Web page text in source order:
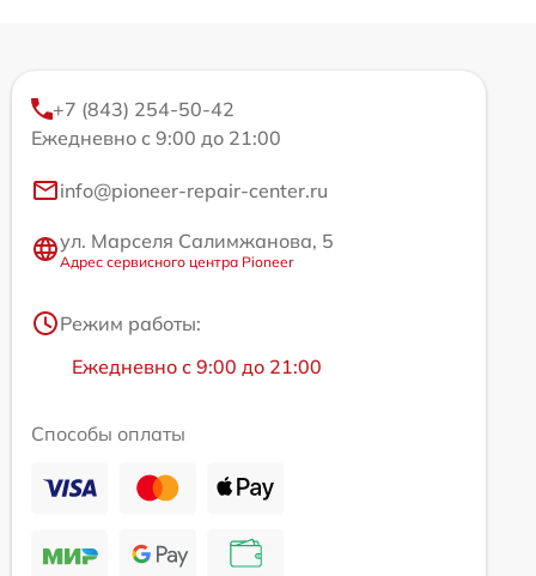
+7 (843) 254-50-42
Ежедневно с 9:00 до 21:00
info@pioneer-repair-center.ru
ул. Марселя Салимжанова, 5
Адрес сервисного центра Pioneer
Режим работы:
Ежедневно с 9:00 до 21:00
Способы оплаты